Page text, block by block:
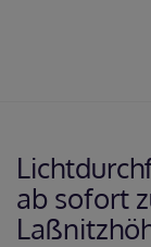
ab sofort